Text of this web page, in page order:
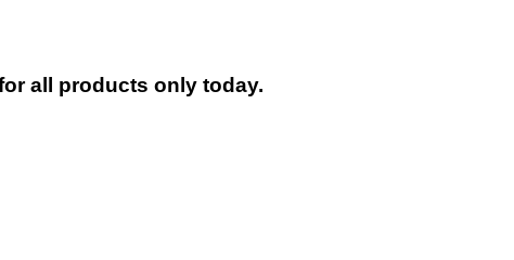
all products only today.